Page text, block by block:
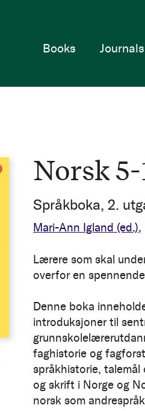
Home
Books Journals
Norsk 5-
Språkboka, 2.
Mari-Ann Igland (ed.)
Lærere som skal
overfor en
Denne boka
introduksjoner til
faghistorie og
språkhistorie,
og skrift i Norge og
norsk som